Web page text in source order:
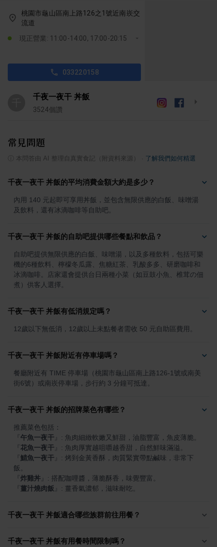
桃園市龜山區南上路126之1號近南崁交
流道
現正營業: 11:00-14:00, 17:00-20:15
033220158
千夜一夜干 丼飯
3524個讚
常見問題
本問答由 AI 整理自真實食記（附資料來源） 了解我們如何精選
千夜一夜干 丼飯的平均消費金額大約是多少？
內用 140 元起即可享用丼飯，並包含無限供應的白飯、味噌湯
及飲料，還有冰滴咖啡等自助吧。
千夜一夜干 丼飯的自助吧提供哪些餐點和飲品？
自助吧提供無限供應的白飯、味噌湯，以及多種飲料，包括可樂
機的6種飲料、檸檬冬瓜露、焦糖紅茶、乳酸多多、研磨咖啡和
冰滴咖啡。店家還會提供台日兩種小菜（如豆鼓小魚、椎茸の佃
煮）供客人選擇。
千夜一夜干 丼飯有低消規定嗎？
12歲以下無低消，12歲以上未點餐者需收 50 元自助區費用。
千夜一夜干 丼飯附近有停車場嗎？
餐廳附近有 TIME 停車場（桃園市龜山區南上路126-1號或南美
街6號）或南崁停車場，步行約 3 分鐘可抵達。
千夜一夜干 丼飯的招牌菜色有哪些？
午魚一夜干
花魚一夜干
鯖魚一夜干
: 烤到金黃香酥，肉質緊實帶點鹹味，非常下
炸雞丼
薑汁燒肉飯 : 薑香氣濃郁，滋味耐吃。
千夜一夜干 丼飯適合哪些族群前往用餐？
千夜一夜干 丼飯有用餐時間限制嗎？